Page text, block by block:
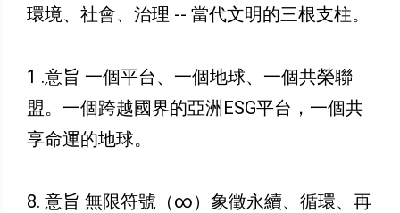
環境、社會、治理 -- 當代文明的三根支柱。
1 .意旨 一個平台、一個地球、一個共榮聯
盟。一個跨越國界的亞洲ESG平台，一個共
享命運的地球。
8. 意旨 無限符號（∞）象徵永續、循環、再